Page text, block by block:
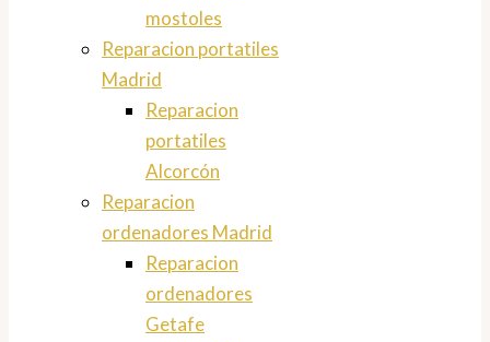
mostoles
Reparacion portatiles
Madrid
Reparacion
portatiles
Alcorcón
Reparacion
ordenadores Madrid
Reparacion
ordenadores
Getafe